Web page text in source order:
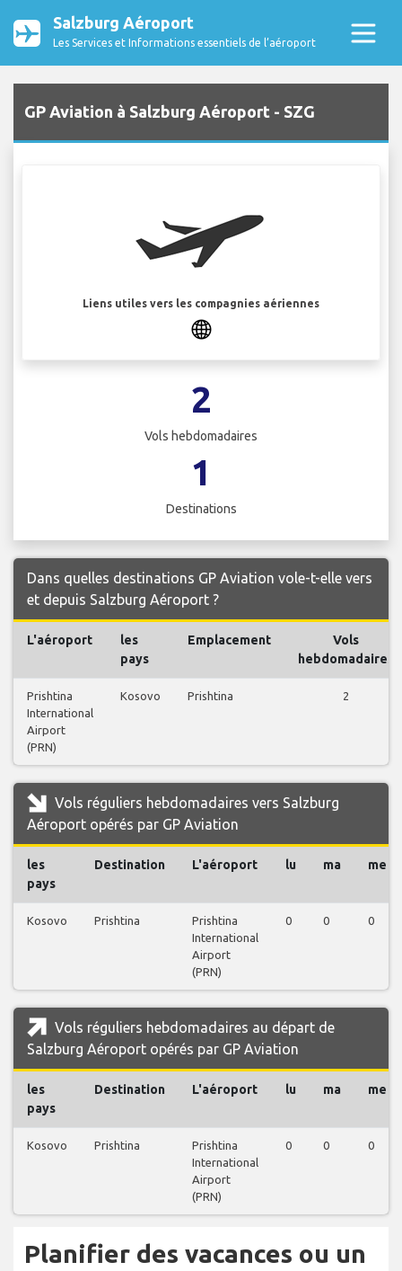
Salzburg Aéroport
Les Services et Informations essentiels de l’aéroport
GP Aviation à Salzburg Aéroport - SZG
Liens utiles vers les compagnies aériennes
2
Vols hebdomadaires
1
Destinations
Dans quelles destinations GP Aviation vole-t-elle vers
et depuis Salzburg Aéroport ?
L'aéroport
les
pays
Emplacement
Vols
hebdomadaires
Prishtina
International
Airport
(PRN)
Kosovo Prishtina 2
Vols réguliers hebdomadaires vers Salzburg
Aéroport opérés par GP Aviation
les
pays
Destination L'aéroport lu ma me
Kosovo Prishtina
Prishtina
International
Airport
(PRN)
0 0 0
Vols réguliers hebdomadaires au départ de
Salzburg Aéroport opérés par GP Aviation
les
pays
Destination L'aéroport lu ma me
Kosovo Prishtina
Prishtina
International
Airport
(PRN)
0 0 0
Planifier des vacances ou un